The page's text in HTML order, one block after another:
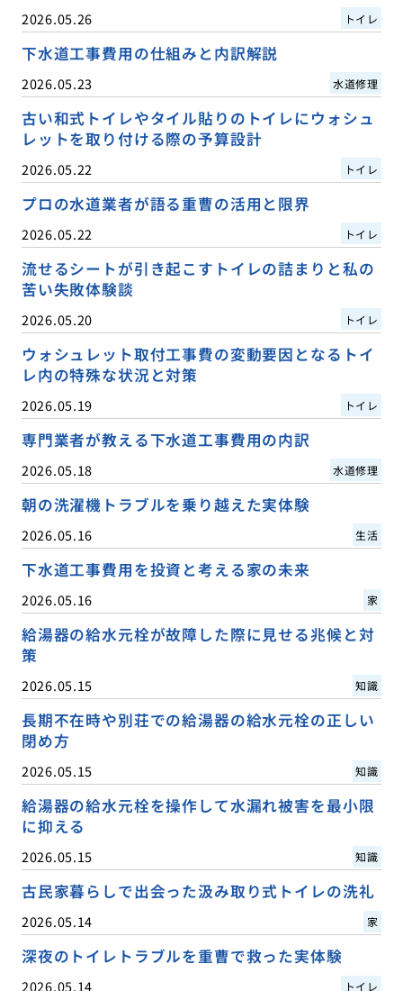
2026.05.26 トイレ
下水道工事費用の仕組みと内訳解説
2026.05.23 水道修理
古い和式トイレやタイル貼りのトイレにウォシュ
レットを取り付ける際の予算設計
2026.05.22 トイレ
プロの水道業者が語る重曹の活用と限界
2026.05.22 トイレ
流せるシートが引き起こすトイレの詰まりと私の
苦い失敗体験談
2026.05.20 トイレ
ウォシュレット取付工事費の変動要因となるトイ
レ内の特殊な状況と対策
2026.05.19 トイレ
専門業者が教える下水道工事費用の内訳
2026.05.18 水道修理
朝の洗濯機トラブルを乗り越えた実体験
2026.05.16 生活
下水道工事費用を投資と考える家の未来
2026.05.16 家
給湯器の給水元栓が故障した際に見せる兆候と対
策
2026.05.15 知識
長期不在時や別荘での給湯器の給水元栓の正しい
閉め方
2026.05.15 知識
給湯器の給水元栓を操作して水漏れ被害を最小限
に抑える
2026.05.15 知識
古民家暮らしで出会った汲み取り式トイレの洗礼
2026.05.14 家
深夜のトイレトラブルを重曹で救った実体験
2026.05.14 トイレ